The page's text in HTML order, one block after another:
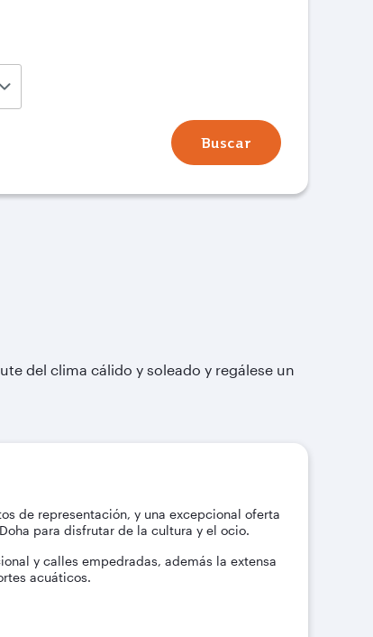
Buscar
del clima cálido y soleado y regálese un
de representación, y una excepcional oferta
para disfrutar de la cultura y el ocio.
y calles empedradas, además la extensa
acuáticos.